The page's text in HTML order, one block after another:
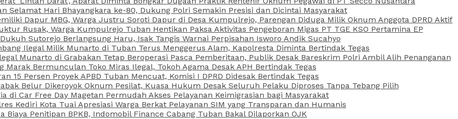
Selamat Hari Bhayangkara ke-80, Dukung Polri Semakin Presisi dan Dicintai Masyarakat
Dapur MBG, Warga Justru Soroti Dapur di Desa Kumpulrejo, Parengan Diduga Milik Oknum Anggota DPRD Aktif
Rusak, Warga Kumpulrejo Tuban Hentikan Paksa Aktivitas Pengeboran Migas PT TGE KSO Pertamina EP
Sutorejo Berlangsung Haru, Isak Tangis Warnai Perpisahan Isworo Andik Sucahyo
Ilegal Milik Munarto di Tuban Terus Menggerus Alam, Kapolresta Diminta Bertindak Tegas
Munarto di Grabakan Tetap Beroperasi Pasca Pemberitaan, Publik Desak Bareskrim Polri Ambil Alih Penanganan
Marak Bermunculan Toko Miras Ilegal, Tokoh Agama Desak APH Bertindak Tegas
15 Persen Proyek APBD Tuban Mencuat, Komisi I DPRD Didesak Bertindak Tegas
Belur Dikeroyok Oknum Pesilat, Kuasa Hukum Desak Seluruh Pelaku Diproses Tanpa Tebang Pilih
di Car Free Day Magetan Permudah Akses Pelayanan Keimigrasian bagi Masyarakat
Kediri Kota Tuai Apresiasi Warga Berkat Pelayanan SIM yang Transparan dan Humanis
Biaya Penitipan BPKB, Indomobil Finance Cabang Tuban Bakal Dilaporkan OJK